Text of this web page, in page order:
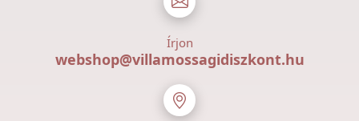
Írjon
webshop@villamossagidiszkont.hu